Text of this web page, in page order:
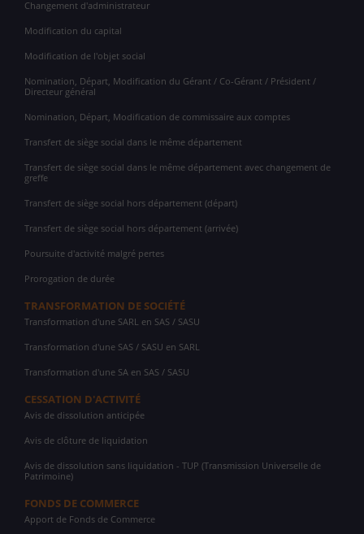
Changement d'administrateur
Modification du capital
Modification de l'objet social
Nomination, Départ, Modification du Gérant / Co-Gérant / Président /
Directeur général
Nomination, Départ, Modification de commissaire aux comptes
Transfert de siège social dans le même département
Transfert de siège social dans le même département avec changement de
greffe
Transfert de siège social hors département (départ)
Transfert de siège social hors département (arrivée)
Poursuite d'activité malgré pertes
Prorogation de durée
TRANSFORMATION DE SOCIÉTÉ
Transformation d'une SARL en SAS / SASU
Transformation d'une SAS / SASU en SARL
Transformation d'une SA en SAS / SASU
CESSATION D'ACTIVITÉ
Avis de dissolution anticipée
Avis de clôture de liquidation
Avis de dissolution sans liquidation - TUP (Transmission Universelle de
Patrimoine)
FONDS DE COMMERCE
Apport de Fonds de Commerce